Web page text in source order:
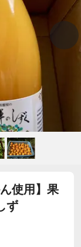
使用】果
ず